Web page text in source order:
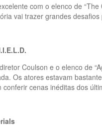
com o elenco de
vai trazer grandes
Coulson e o elenco de
Os atores estavam
conferir cenas inéditas dos